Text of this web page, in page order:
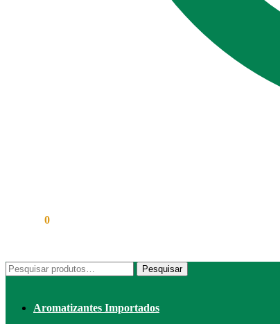
0
Pesquisar
por:
Pesquisar
Aromatizantes Importados